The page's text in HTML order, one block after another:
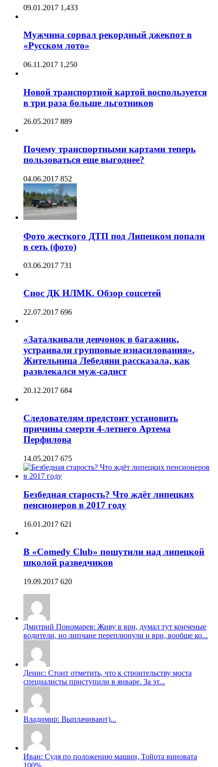
09.01.2017 1,433
Мужчина сорвал рекордный джекпот в
«Русском лото»
06.11.2017 1,250
Новой транспортной картой воспользуется
в три раза больше льготников
26.05.2017 889
Почему транспортными картами теперь
пользоваться еще выгоднее?
04.06.2017 852
Фото жесткого ДТП под Липецком попали
в сеть (фото)
03.06.2017 731
Снос ДК НЛМК. Обзор соцсетей
22.07.2017 696
«Заталкивали девчонок в багажник,
устраивали групповые изнасилования».
Жительница Лебедяни рассказала, как
развлекался муж-садист
20.12.2017 684
Следователям предстоит установить
причины смерти 4-летнего Артема
Перфилова
14.05.2017 675
Безбедная старость? Что ждёт липецких
пенсионеров в 2017 году
16.01.2017 621
В «Comedy Club» пошутили над липецкой
школой разведчиков
19.09.2017 620
Дмитрий Пономарев: Живу в врн, думал тут конченые
водители, но липчане переплюнули и врн, вообще ко...
Денис: Стоит отметить, что к строительству моста
специалисты приступили в январе. За эт...
Владимир: Выплачивают)...
Иван: Судя по положению машин, Тойота виновата
100%...